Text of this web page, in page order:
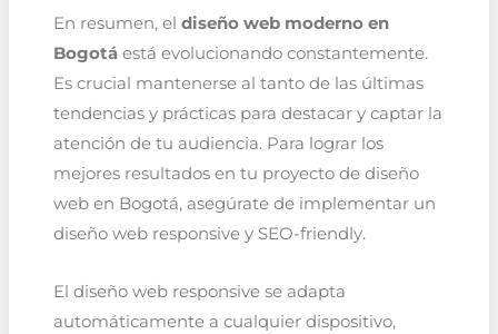
En resumen, el diseño web moderno en
Bogotáestá evolucionando constantemente.
Es crucial mantenerse al tanto de las últimas
tendencias y prácticas para destacar y captar la
atención de tu audiencia. Para lograr los
mejores resultados en tu proyecto de diseño
web en Bogotá, asegúrate de implementar un
diseño web responsive y SEO-friendly.
El diseño web responsive se adapta
automáticamente a cualquier dispositivo,